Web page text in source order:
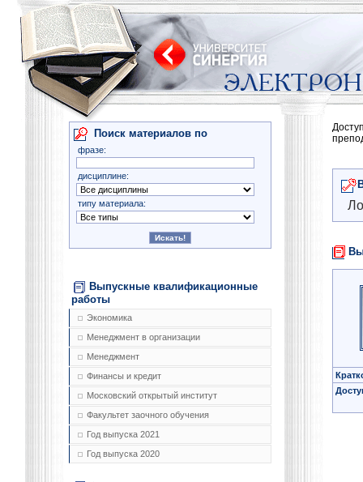
Поиск материалов по
фразе:
дисциплине:
типу материала:
Выпускные квалификационные
работы
Экономика
Менеджмент в организации
Менеджмент
Финансы и кредит
Московский открытый институт
Факультет заочного обучения
Год выпуска 2021
Год выпуска 2020